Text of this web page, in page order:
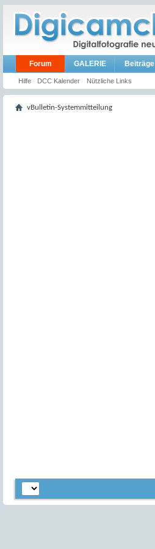
Forum
Hilfe DCC Kalender Nützliche Links
GALERIE Beiträge
vBulletin-Systemmitteilung